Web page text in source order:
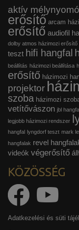
aktív mélynyomó
erősítő arcam
erősítő audiofil
dolby atmos házimozi erősítő
teszt hifi hangfal
beállítás házimozi beállítása
erősítő házimozi
projektor
szoba házimozi
vetítővászon jbl
legjobb házimozi rendszer
hangfal lyngdorf teszt mark
hangfalak revel
videók végerősítő
KÖZÖSSÉG
Adatkezelési és süti